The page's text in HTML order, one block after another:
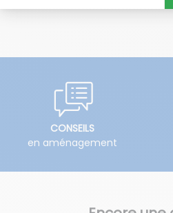
CONSEILS
en aménagement